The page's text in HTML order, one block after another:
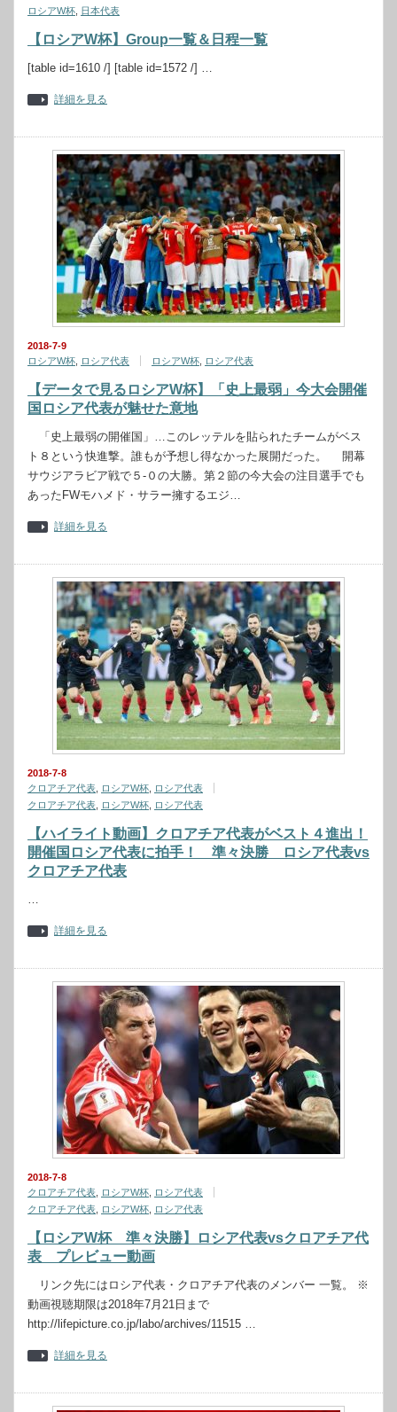
ロシアW杯 日本代表
【ロシアW杯】Group一覧＆日程一覧
[table id=1610 /] [table id=1572 /] …
詳細を見る
2018-7-9
ロシアW杯
ロシア代表 ロシアW杯 ロシア代表
【データで見るロシアW杯】「史上最弱」今大会開催
国ロシア代表が魅せた意地
「史上最弱の開催国」…このレッテルを貼られたチームがベス
ト８という快進撃。誰もが予想し得なかった展開だった。 開幕
サウジアラビア戦で５-０の大勝。第２節の今大会の注目選手でも
あったFWモハメド・サラー擁するエジ…
詳細を見る
2018-7-8
クロアチア代表
ロシアW杯
ロシア代表
クロアチア代表
ロシアW杯 ロシア代表
【ハイライト動画】クロアチア代表がベスト４進出！
開催国ロシア代表に拍手！ 準々決勝 ロシア代表vs
クロアチア代表
…
詳細を見る
2018-7-8
クロアチア代表
ロシアW杯
ロシア代表
クロアチア代表
ロシアW杯 ロシア代表
【ロシアW杯 準々決勝】ロシア代表vsクロアチア代
表 プレビュー動画
リンク先にはロシア代表・クロアチア代表のメンバー 一覧。 ※
動画視聴期限は2018年7月21日まで
http://lifepicture.co.jp/labo/archives/11515 …
詳細を見る